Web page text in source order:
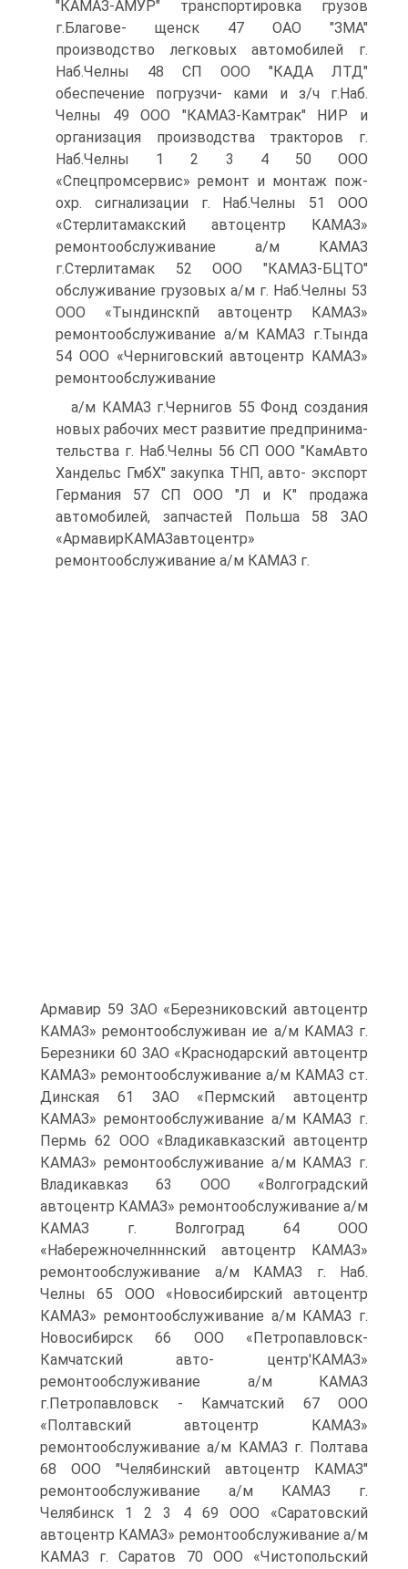
"КАМАЗ-АМУР" транспортировка грузов
г.Благове- щенск 47 ОАО "ЗМА"
производство легковых автомобилей г.
Наб.Челны 48 СП ООО "КАДА ЛТД"
обеспечение погрузчи- ками и з/ч г.Наб.
Челны 49 ООО "КАМАЗ-Камтрак" НИР и
организация производства тракторов г.
Наб.Челны 1 2 3 4 50 ООО
«Спецпромсервис» ремонт и монтаж пож-
охр. сигнализации г. Наб.Челны 51 ООО
«Стерлитамакский автоцентр КАМАЗ»
ремонтообслуживание а/м КАМАЗ
г.Стерлитамак 52 ООО "КАМАЗ-БЦТО"
обслуживание грузовых а/м г. Наб.Челны 53
ООО «Тындинскпй автоцентр КАМАЗ»
ремонтообслуживание а/м КАМАЗ г.Тында
54 ООО «Черниговский автоцентр КАМАЗ»
ремонтообслуживание
а/м КАМАЗ г.Чернигов 55 Фонд создания
новых рабочих мест развитие предпринима-
тельства г. Наб.Челны 56 СП ООО "КамАвто
Хандельс ГмбХ" закупка ТНП, авто- экспорт
Германия 57 СП ООО "Л и К" продажа
автомобилей, запчастей Польша 58 ЗАО
«АрмавирКАМАЗавтоцентр»
ремонтообслуживание а/м КАМАЗ г.
Армавир 59 ЗАО «Березниковский автоцентр
КАМАЗ» ремонтообслуживан ие а/м КАМАЗ г.
Березники 60 ЗАО «Краснодарский автоцентр
КАМАЗ» ремонтообслуживание а/м КАМАЗ ст.
Динская 61 ЗАО «Пермский автоцентр
КАМАЗ» ремонтообслуживание а/м КАМАЗ г.
Пермь 62 ООО «Владикавказский автоцентр
КАМАЗ» ремонтообслуживание а/м КАМАЗ г.
Владикавказ 63 ООО «Волгоградский
автоцентр КАМАЗ» ремонтообслуживание а/м
КАМАЗ г. Волгоград 64 ООО
«Набережночелнннский автоцентр КАМАЗ»
ремонтообслуживание а/м КАМАЗ г. Наб.
Челны 65 ООО «Новосибирский автоцентр
КАМАЗ» ремонтообслуживание а/м КАМАЗ г.
Новосибирск 66 ООО «Петропавловск-
Камчатский авто- центр'КАМАЗ»
ремонтообслуживание а/м КАМАЗ
г.Петропавловск - Камчатский 67 ООО
«Полтавский автоцентр КАМАЗ»
ремонтообслуживание а/м КАМАЗ г. Полтава
68 ООО "Челябинский автоцентр КАМАЗ"
ремонтообслуживание а/м КАМАЗ г.
Челябинск 1 2 3 4 69 ООО «Саратовский
автоцентр КАМАЗ» ремонтообслуживание а/м
КАМАЗ г. Саратов 70 ООО «Чистопольский